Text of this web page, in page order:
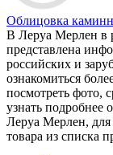
Облицовка
В Леруа Мерлен в
представлена
российских и
ознакомиться
посмотреть фото,
узнать подробнее
Леруа Мерлен, для
товара из списка